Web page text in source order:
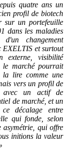
quatre ans un
profil de biotech
sur un portefeuille
dans les maladies
d'un changement
EXELTIS et surtout
externe, visibilité
le marché pourrait
la lire comme une
vers un profil de
avec un actif de
de marché, et un
décalage entre
qui fonde, selon
asymétrie, qui offre
initions la valeur